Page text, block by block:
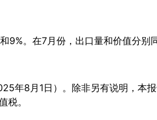
。在7月份，出口量和价值分别
年8月1日）。除非另有说明，本
税。